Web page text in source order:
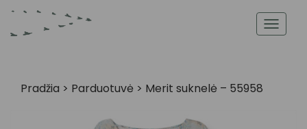
Pradžia > Parduotuvė > Merit suknelė – 55958